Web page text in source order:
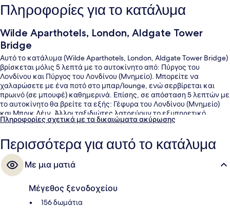
Πληροφορίες για το κατάλυμα
Wilde Aparthotels, London, Aldgate Tower
Bridge
Αυτό το κατάλυμα (Wilde Aparthotels, London, Aldgate Tower Bridge)
βρίσκεται μόλις 5 λεπτά με το αυτοκίνητο από: Πύργος του
Λονδίνου και Πύργος του Λονδίνου (Μνημείο). Μπορείτε να
χαλαρώσετε με ένα ποτό στο μπαρ/lounge, ενώ σερβίρεται και
πρωινό (σε μπουφέ) καθημερινά. Επίσης, σε απόσταση 5 λεπτών με
το αυτοκίνητο θα βρείτε τα εξής: Γέφυρα του Λονδίνου (Μνημείο)
και Μπρικ Λέιν. Άλλοι ταξιδιώτες λατρεύουν το εξυπηρετικό
προσωπικό. Το κατάλυμα βρίσκεται σε πολύ κοντινή απόσταση με
Σταθμός Aldgate East βρίσκεται σε απόσταση 5 λεπτών και το
σημείο επιβίβασης Σταθμός Μετρό του Γουάιτσαπελ βρίσκεται σε
απόσταση 9 λεπτών.
Πληροφορίες σχετικά με τα δικαιώματα ακύρωσης
Περισσότερα για αυτό το κατάλυμα
Με μια ματιά
Μέγεθος ξενοδοχείου
156 δωμάτια